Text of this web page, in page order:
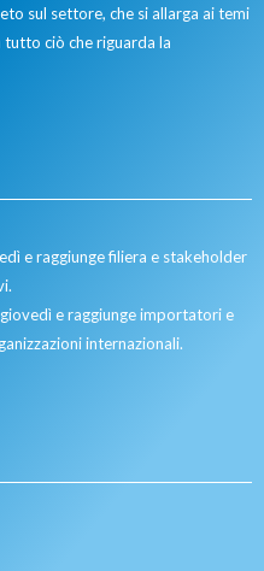
sul settore, che si allarga ai temi
ciò che riguarda la
e raggiunge filiera e stakeholder
e raggiunge importatori e
internazionali.